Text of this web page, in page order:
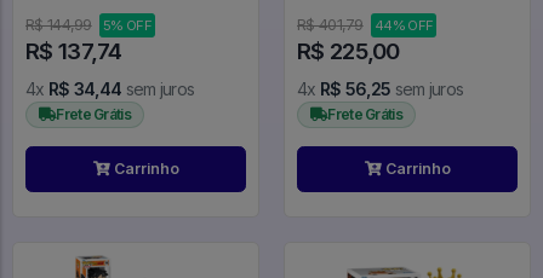
R$ 144,99 5% OFF
R$ 137,74
4x R$ 34,44 sem juros
Frete Grátis
Carrinho
R$ 401,79 44% OFF
R$ 225,00
4x R$ 56,25 sem juros
Frete Grátis
Carrinho